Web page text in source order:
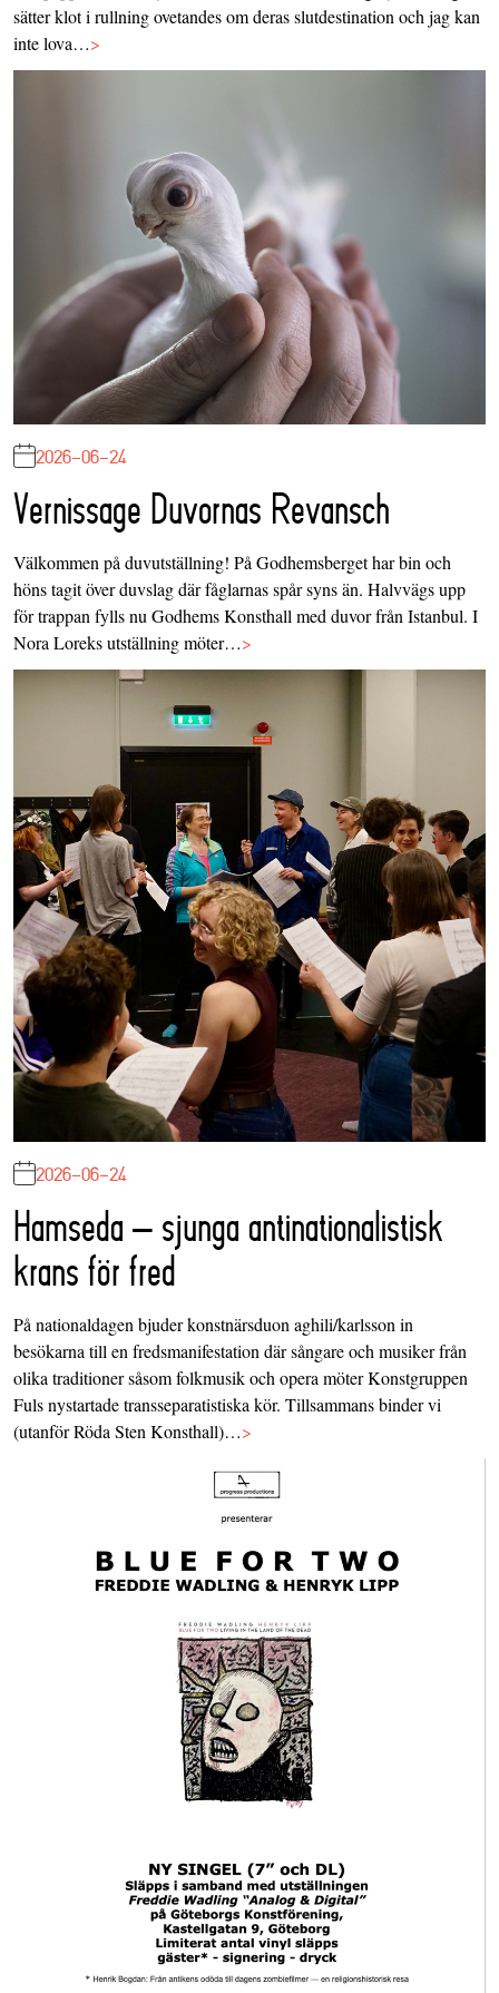
sätter klot i rullning ovetandes om deras slutdestination och jag kan
inte lova…>
2026-06-24
Vernissage Duvornas Revansch
Välkommen på duvutställning! På Godhemsberget har bin och
höns tagit över duvslag där fåglarnas spår syns än. Halvvägs upp
för trappan fylls nu Godhems Konsthall med duvor från Istanbul. I
Nora Loreks utställning möter…>
2026-06-24
Hamseda – sjunga antinationalistisk
krans för fred
På nationaldagen bjuder konstnärsduon aghili/karlsson in
besökarna till en fredsmanifestation där sångare och musiker från
olika traditioner såsom folkmusik och opera möter Konstgruppen
Fuls nystartade transseparatistiska kör. Tillsammans binder vi
(utanför Röda Sten Konsthall)…>